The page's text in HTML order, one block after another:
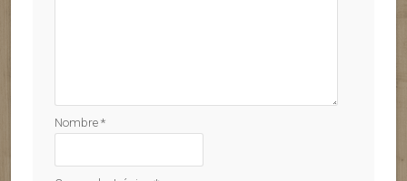
Nombre*